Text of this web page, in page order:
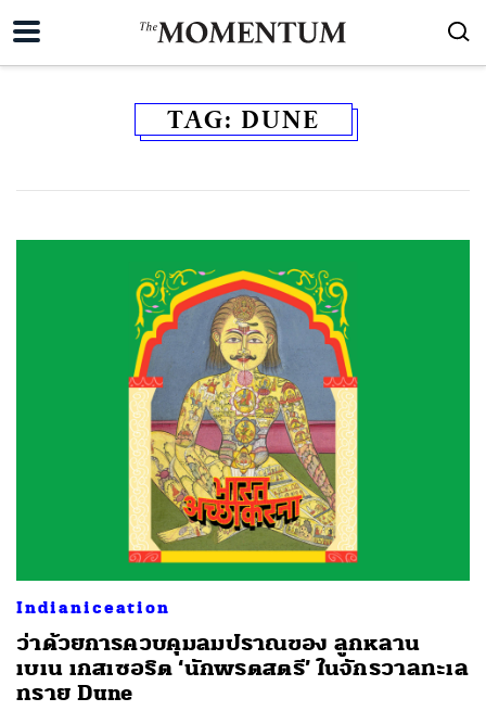
TAG: DUNE
Indianiceation
ว่าด้วยการควบคุมลมปราณของ ลูกหลาน
เบเน เกสเซอริต ‘นักพรตสตรี’ ในจักรวาลทะเล
ทราย Dune